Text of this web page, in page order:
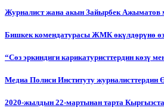
Журналист жана акын Зайырбек Ажыматов
Бишкек комендатурасы ЖМК өкүлдөрүнө
“Сөз эркиндиги карикатуристтердин көзү
Медиа Полиси Институту журналисттердин
2020-жылдын 22-мартынан тарта